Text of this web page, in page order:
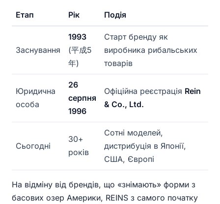
Етап Рік Подія
Заснування
1993
(平成5
年)
Старт бренду як
виробника рибальських
товарів
Юридична
особа
26
серпня
1996
Офіційна реєстрація Rein
& Co., Ltd.
Сьогодні
30+
років
Сотні моделей,
дистрибуція в Японії,
США, Європі
На відміну від брендів, що «знімають» форми з
басових озер Америки, REINS з самого початку